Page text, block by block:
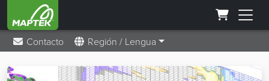
Contacto Región / Lengua